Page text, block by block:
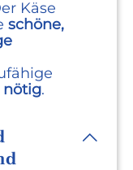
Käse
schöne,
nötig.